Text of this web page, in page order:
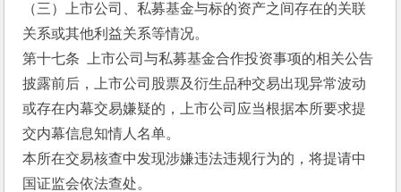
（三）上市公司、私募基金与标的资产之间存在的关联
关系或其他利益关系等情况。
第十七条  上市公司与私募基金合作投资事项的相关公告
披露前后，上市公司股票及衍生品种交易出现异常波动
或存在内幕交易嫌疑的，上市公司应当根据本所要求提
交内幕信息知情人名单。
本所在交易核查中发现涉嫌违法违规行为的，将提请中
国证监会依法查处。